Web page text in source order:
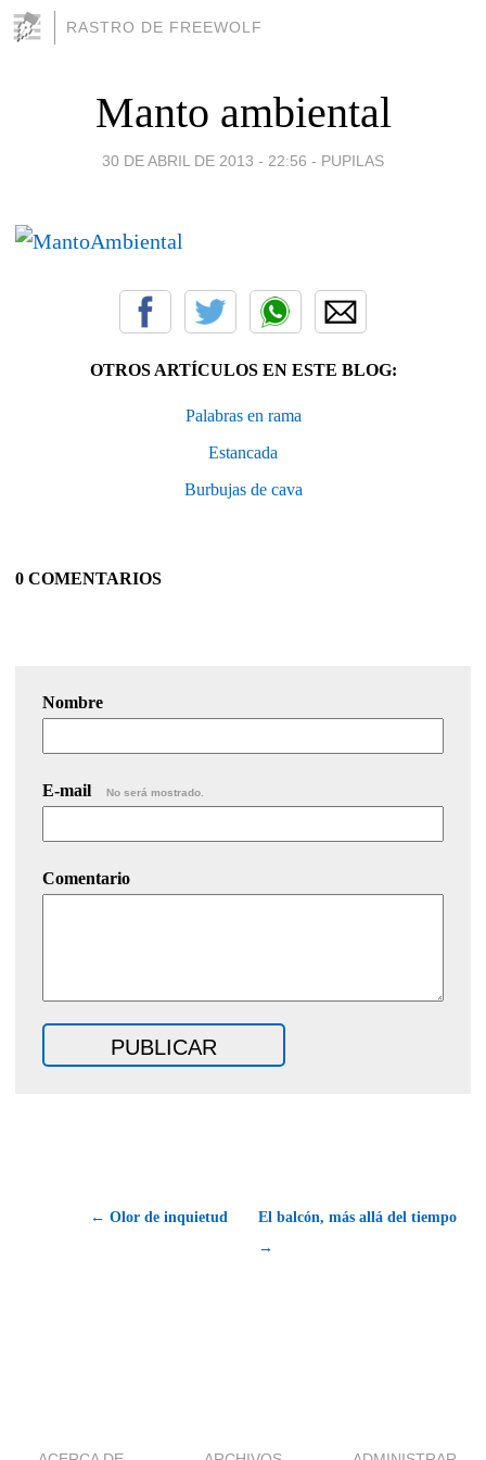
RASTRO DE FREEWOLF
Manto ambiental
30 DE ABRIL DE 2013 - 22:56 - PUPILAS
OTROS ARTÍCULOS EN ESTE BLOG:
Palabras en rama
Estancada
Burbujas de cava
0 COMENTARIOS
Nombre
E-mail No será mostrado.
Comentario
← Olor de inquietud
El balcón, más allá del tiempo
→